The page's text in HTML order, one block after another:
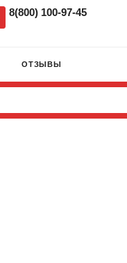
8(800) 100-97-45
ОТЗЫВЫ